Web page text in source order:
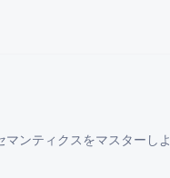
マンティクスをマスターしよ